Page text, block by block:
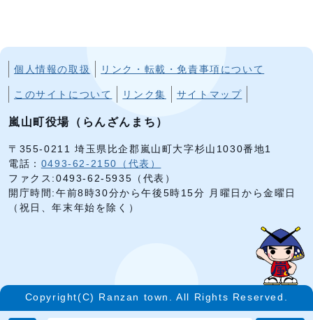
個人情報の取扱 リンク・転載・免責事項について
このサイトについて リンク集 サイトマップ
嵐山町役場（らんざんまち）
〒355-0211 埼玉県比企郡嵐山町大字杉山1030番地1
電話： 0493-62-2150（代表）
ファクス:0493-62-5935（代表）
開庁時間:午前8時30分から午後5時15分 月曜日から金曜日
（祝日、年末年始を除く）
Copyright(C) Ranzan town. All Rights Reserved.